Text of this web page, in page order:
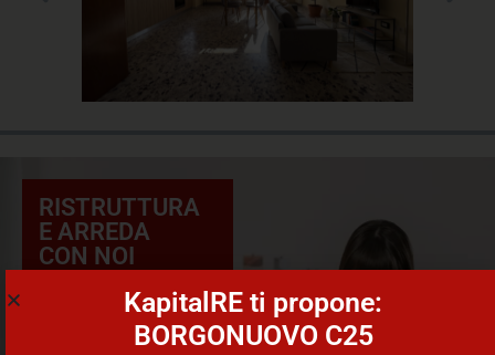
RISTRUTTURA
E ARREDA
CON NOI
KapitalRE ti propone:
BORGONUOVO C25